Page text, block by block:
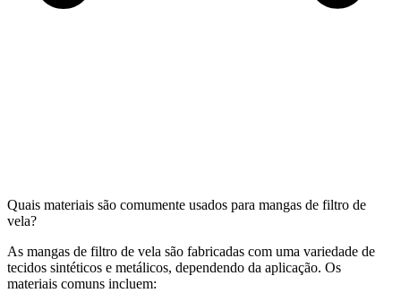
Quais materiais são comumente usados para mangas de filtro de
vela?
As mangas de filtro de vela são fabricadas com uma variedade de
tecidos sintéticos e metálicos, dependendo da aplicação. Os
materiais comuns incluem: